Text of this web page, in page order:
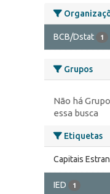
BCB/Dstat 1
Grupos
Não há
essa busca
Etiquetas
Capitais
IED 1